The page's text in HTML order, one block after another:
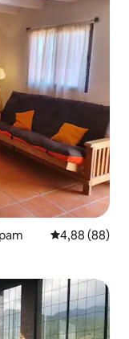
4,88 (88)